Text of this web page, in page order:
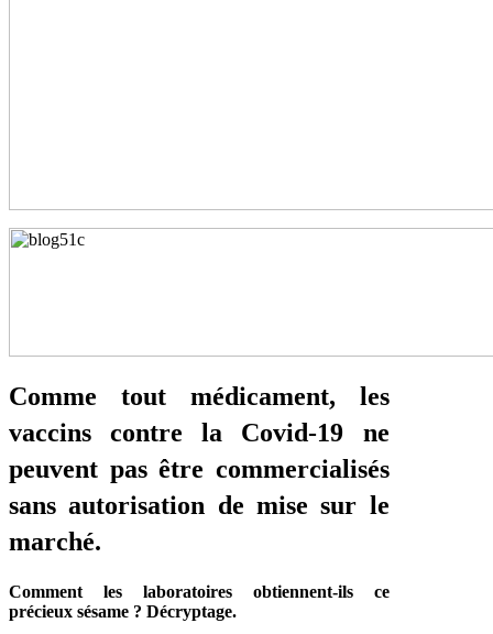
Comme tout médicament, les
vaccins contre la Covid-19 ne
peuvent pas être commercialisés
sans autorisation de mise sur le
marché.
Comment les laboratoires obtiennent-ils ce
précieux sésame ? Décryptage.